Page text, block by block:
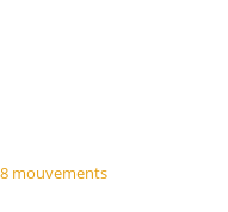
mouvements